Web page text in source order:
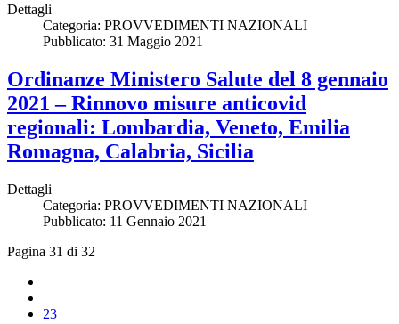
Dettagli
Categoria: PROVVEDIMENTI NAZIONALI
Pubblicato: 31 Maggio 2021
Ordinanze Ministero Salute del 8 gennaio
2021 – Rinnovo misure anticovid
regionali: Lombardia, Veneto, Emilia
Romagna, Calabria, Sicilia
Dettagli
Categoria: PROVVEDIMENTI NAZIONALI
Pubblicato: 11 Gennaio 2021
Pagina 31 di 32
23